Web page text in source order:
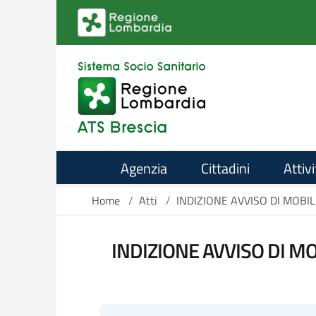
Salta al contenuto principale
Agenzia Cittadini
Home / Atti / INDIZIONE AVVISO DI
INDIZIONE AVVISO DI